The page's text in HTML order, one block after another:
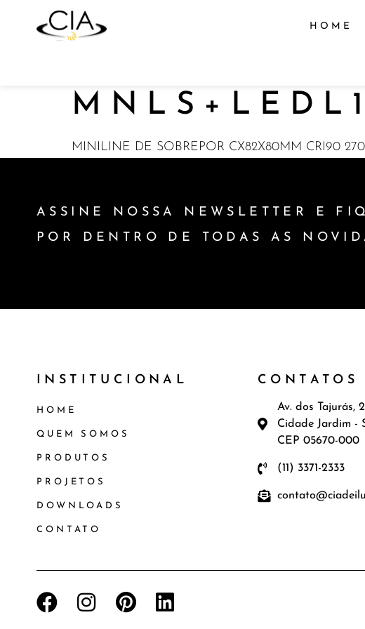
HOME
MINILINE DE SOBREPOR CX82X80MM CRI90
ASSINE NOSSA NEWSLETTER E
POR DENTRO DE TODAS AS
INSTITUCIONAL
HOME
QUEM SOMOS
PRODUTOS
PROJETOS
DOWNLOADS
CONTATO
CONTATOS
Av. dos Tajurás,
Cidade Jardim -
CEP 05670-000
(11) 3371-2333